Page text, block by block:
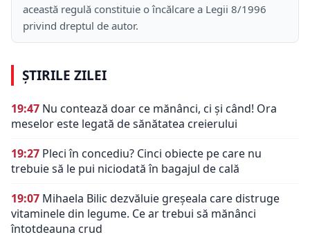
această regulă constituie o încălcare a Legii 8/1996
privind dreptul de autor.
ȘTIRILE ZILEI
19:47 Nu contează doar ce mănânci, ci și când! Ora
meselor este legată de sănătatea creierului
19:27 Pleci în concediu? Cinci obiecte pe care nu
trebuie să le pui niciodată în bagajul de cală
19:07 Mihaela Bilic dezvăluie greșeala care distruge
vitaminele din legume. Ce ar trebui să mănânci
întotdeauna crud